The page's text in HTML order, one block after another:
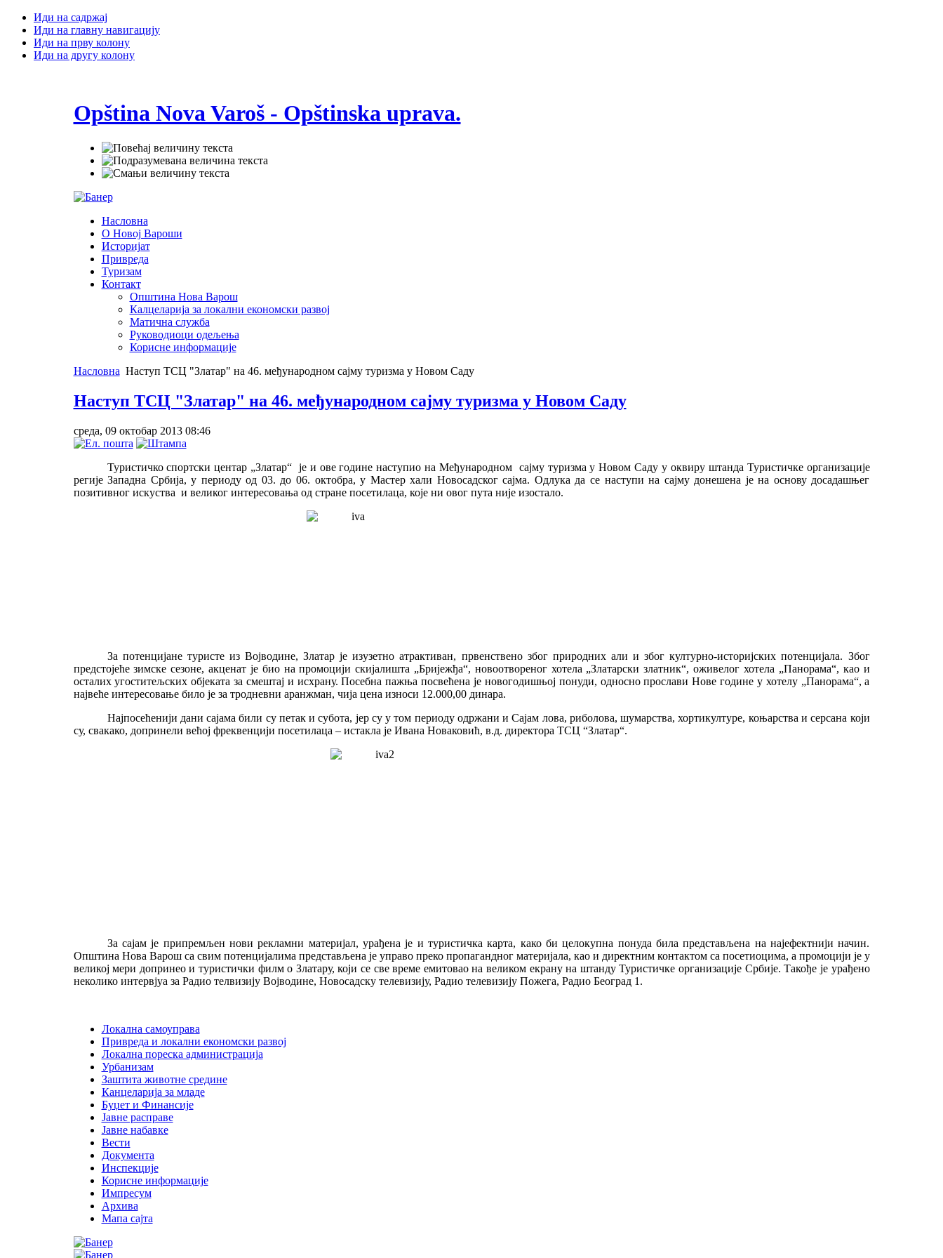
Иди на садржај
Иди на главну навигацију
Иди на прву колону
Иди на другу колону
Opština Nova Varoš - Opštinska uprava.
Насловна
О Новој Вароши
Историјат
Привреда
Туризам
Контакт
Општина Нова Варош
Калцеларија за локални економски развој
Матична служба
Руководиоци одељења
Корисне информације
Насловна Наступ ТСЦ "Златар" на 46. међународном сајму туризма у Новом Саду
Наступ ТСЦ "Златар" на 46. међународном сајму туризма у Новом Саду
среда, 09 октобар 2013 08:46
Туристичко спортски центар „Златар“ је и ове године наступио на Међународном сајму туризма у Новом Саду у оквиру штанда Туристичке организације
регије Западна Србија, у периоду од 03. до 06. октобра, у Мастер хали Новосадског сајма. Одлука да се наступи на сајму донешена је на основу досадашњег
позитивног искуства и великог интересовања од стране посетилаца, које ни овог пута није изостало.
За потенцијане туристе из Војводине, Златар је изузетно атрактиван, првенствено због природних али и због културно-историјских потенцијала. Због
предстојеће зимске сезоне, акценат је био на промоцији скијалишта „Бријежђа“, новоотвореног хотела „Златарски златник“, оживелог хотела „Панорама“, као и
осталих угоститељских објеката за смештај и исхрану. Посебна пажња посвећена је новогодишњој понуди, односно прослави Нове године у хотелу „Панорама“, а
највеће интересовање било је за тродневни аранжман, чија цена износи 12.000,00 динара.
Најпосећенији дани сајама били су петак и субота, јер су у том периоду одржани и Сајам лова, риболова,шумарства, хортикултуре, коњарства и серсана који
су, свакако, допринели већој фреквенцији посетилаца – истакла је Ивана Новаковић, в.д. директора ТСЦ “Златар“.
За сајам је припремљен нови рекламни материјал, урађена је и туристичка карта, како би целокупна понуда била представљена на најефектнији начин.
Општина Нова Варош са свим потенцијалима представљена је управо преко пропагандног материјала, као и директним контактом са посетиоцима, а промоцији је у
великој мери допринео и туристички филм о Златару, који се све време емитовао на великом екрану на штанду Туристичке организације Србије. Такође је урађено
неколико интервјуа за Радио телвизију Војводине, Новосадску телевизију, Радио телевизију Пожега, Радио Београд 1.
Локална самоуправа
Привреда и локални економски развој
Локална пореска администрација
Урбанизам
Заштита животне средине
Канцеларија за младе
Буџет и Финансије
Јавне расправе
Јавне набавке
Вести
Документа
Инспекције
Корисне информације
Импресум
Архива
Мапа сајта